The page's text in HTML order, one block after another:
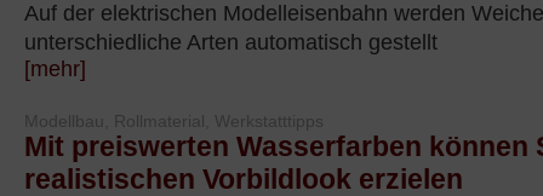
Auf der elektrischen Modelleisenbahn werden
unterschiedliche Arten automatisch gestellt
[mehr]
Modellbau, Rollmaterial, Werkstatttipps
Mit preiswerten Wasserfarben können
realistischen Vorbildlook erzielen